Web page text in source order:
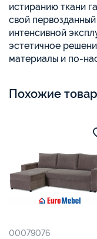
истиранию ткани
свой
интенсивной
эстетичное
материалы и по-
Похожие
00079076